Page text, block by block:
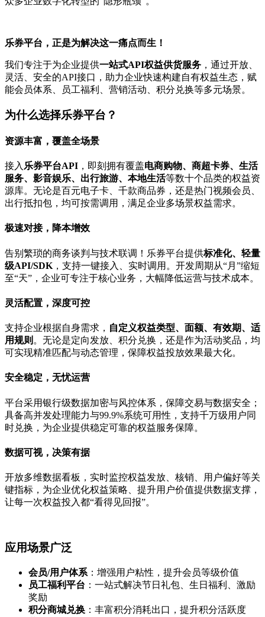
乐券平台，正是为解决这一痛点而生！
我们专注于为企业提供一站式API权益供货服务 ，通过开放、
灵活、安全的API接口，助力企业快速构建自有权益生态，赋
能会员体系、员工福利、营销活动、积分兑换等多元场景。
为什么选择乐券平台？
资源丰富，覆盖全场景
接入 乐券平台API ，即刻拥有覆盖电商购物、商超卡券、生活
服务、影音娱乐、出行旅游、本地生活等数十个品类的权益资
源库。无论是百元电子卡、千款商品券，还是热门视频会员、
出行抵扣包，均可按需调用，满足企业多场景权益需求。
极速对接，降本增效
告别繁琐的商务谈判与技术联调！乐券平台提供标准化、轻量
级API/SDK ，支持一键接入、实时调用。开发周期从“月”缩短
至“天”，企业可专注于核心业务，大幅降低运营与技术成本。
灵活配置，深度可控
支持企业根据自身需求， 自定义权益类型、面额、有效期、适
用规则 。无论是定向发放、积分兑换，还是作为活动奖品，均
可实现精准匹配与动态管理，保障权益投放效果最大化。
安全稳定，无忧运营
平台采用银行级数据加密与风控体系，保障交易与数据安全；
具备高并发处理能力与99.9%系统可用性，支持千万级用户同
时兑换，为企业提供稳定可靠的权益服务保障。
数据可视，决策有据
开放多维数据看板，实时监控权益发放、核销、用户偏好等关
键指标，为企业优化权益策略、提升用户价值提供数据支撑，
让每一次权益投入都“看得见回报”。
应用场景广泛
会员/用户体系 ：增强用户粘性，提升会员等级价值
员工福利平台 ：一站式解决节日礼包、生日福利、激励
奖励
积分商城兑换 ：丰富积分消耗出口，提升积分活跃度